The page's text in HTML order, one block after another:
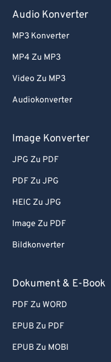
Audio Konverter
MP3 Konverter
MP4 Zu MP3
Video Zu MP3
Audiokonverter
Image Konverter
JPG Zu PDF
PDF Zu JPG
HEIC Zu JPG
Image Zu PDF
Bildkonverter
Dokument & E-Book
PDF Zu WORD
EPUB Zu PDF
EPUB Zu MOBI